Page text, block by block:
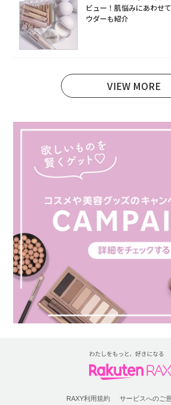
ビュー！肌悩みにあわせ
ウダーも紹介
VIEW MORE
RAXY利用規約 サービスへのご